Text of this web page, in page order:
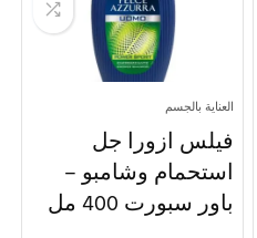
العناية بالجسم
فيلس ازورا جل
استحمام وشامبو –
باور سبورت 400 مل